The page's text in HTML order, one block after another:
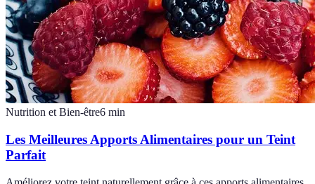
Nutrition et Bien-être6 min
Les Meilleures Apports Alimentaires pour un Teint
Parfait